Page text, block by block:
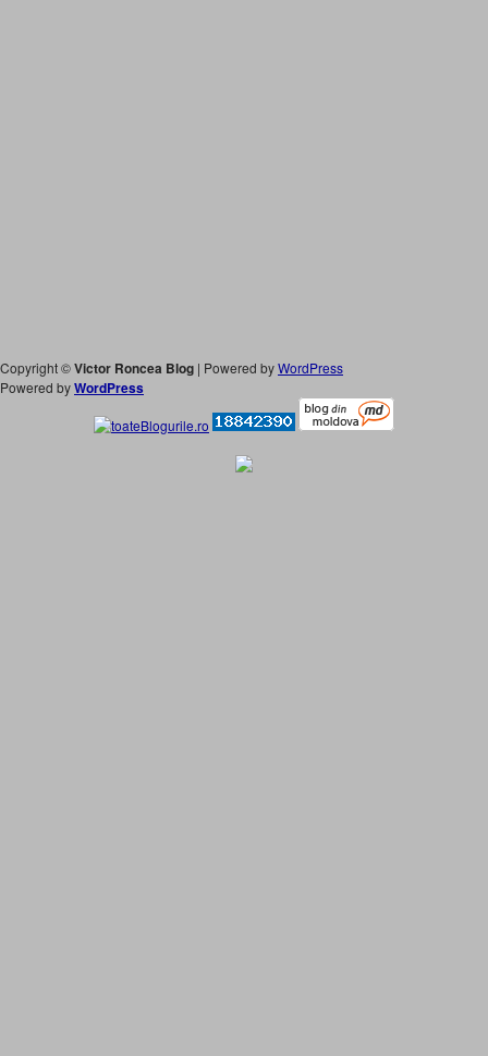
Copyright ©Victor Roncea Blog | Powered byWordPress
Powered byWordPress